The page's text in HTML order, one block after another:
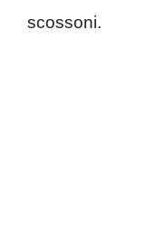
scossoni.